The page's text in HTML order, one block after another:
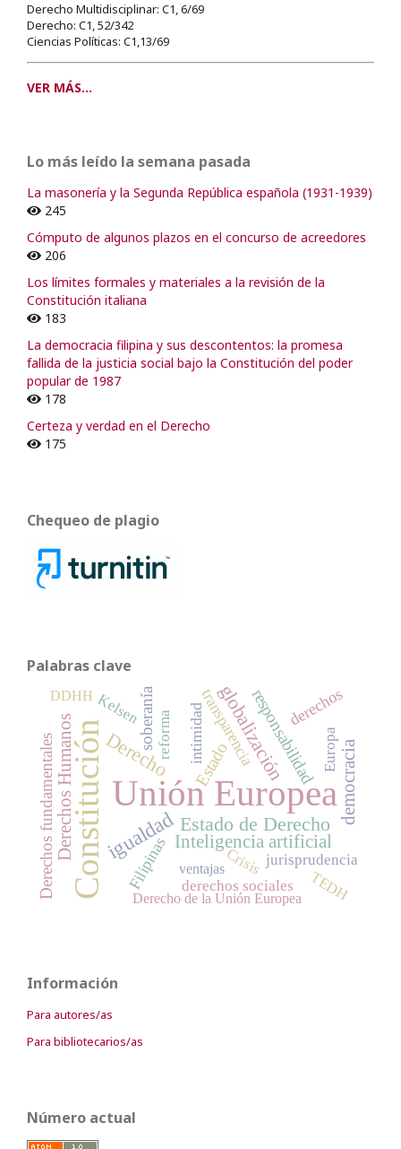
Derecho Multidisciplinar: C1, 6/69
Derecho: C1, 52/342
Ciencias Políticas: C1,13/69
VER MÁS...
Lo más leído la semana pasada
La masonería y la Segunda República española (1931-1939)
245
Cómputo de algunos plazos en el concurso de acreedores
206
Los límites formales y materiales a la revisión de la
Constitución italiana
183
La democracia filipina y sus descontentos: la promesa
fallida de la justicia social bajo la Constitución del poder
popular de 1987
178
Certeza y verdad en el Derecho
175
Chequeo de plagio
Palabras clave
Unión Europea
ConstituciónigualdadEstado de Derecho
globalización
Derecho democracia
Inteligencia artificial
Derechos Humanos Estado
soberanía responsabilidad
Derechos fundamentales
transparencia
intimidad
Filipinas
derechos
Crisis jurisprudencia
reforma
derechos sociales TEDH
Europa
Kelsen
Derecho de la Unión Europea
DDHH
ventajas
Información
Para autores/as
Para bibliotecarios/as
Número actual